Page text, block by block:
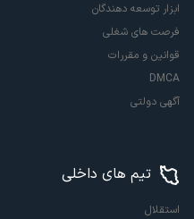
ابزار توسعه دهندگان
فرصت های شغلی
قوانین و مقررات
DMCA
آگهی دولتی
تیم های داخلی
استقلال